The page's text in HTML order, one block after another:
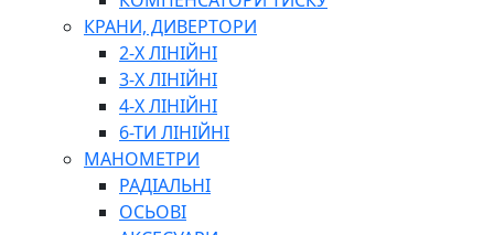
ІНСТРУМЕНТИ ДЛЯ ЗВАРЮВАННЯ, АКСЕСУАРИ
РІЖУЧІ ІНСТРУМЕНТИ
ІНСТРУМЕНТИ ТА ОБЛАДНАННЯ ДЛЯ СТО
ПЛОСКОГУБЦІ
ВИКРУТКИ
КЛЮЧІ
ГОЛОВКИ, ТРІЩАТКИ, ВОРОТКИ, ПЕРЕХІДНИКИ
ЗУБИЛА, МОЛОТКИ, СОКИРИ, СТАМЕСКИ, ДОЛОТА
КРАНИ, ДИВЕРТОРИ
2-Х ЛІНІЙНІ
3-Х ЛІНІЙНІ
4-Х ЛІНІЙНІ
6-ТИ ЛІНІЙНІ
МАНОМЕТРИ
РАДІАЛЬНІ
ОСЬОВІ